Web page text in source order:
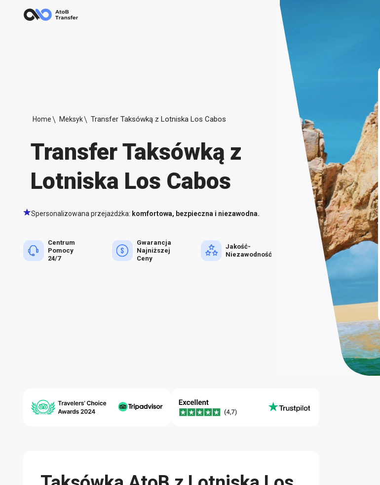
Home Meksyk Transfer Taksówką z Lotniska Los Cabos
Transfer Taksówką z
Lotniska Los Cabos
Spersonalizowana przejażdżka: komfortowa, bezpieczna i niezawodna.
Centrum
Pomocy
24/7
Gwarancja
Najniższej
Ceny
Jakość-
Niezawodność